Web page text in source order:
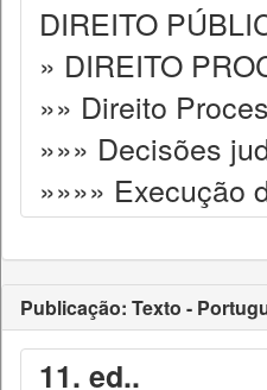
DIREITO
» DIREITO
»» Direito
»»» Decisões
»»»» Execução
Publicação: Texto -
11. ed..